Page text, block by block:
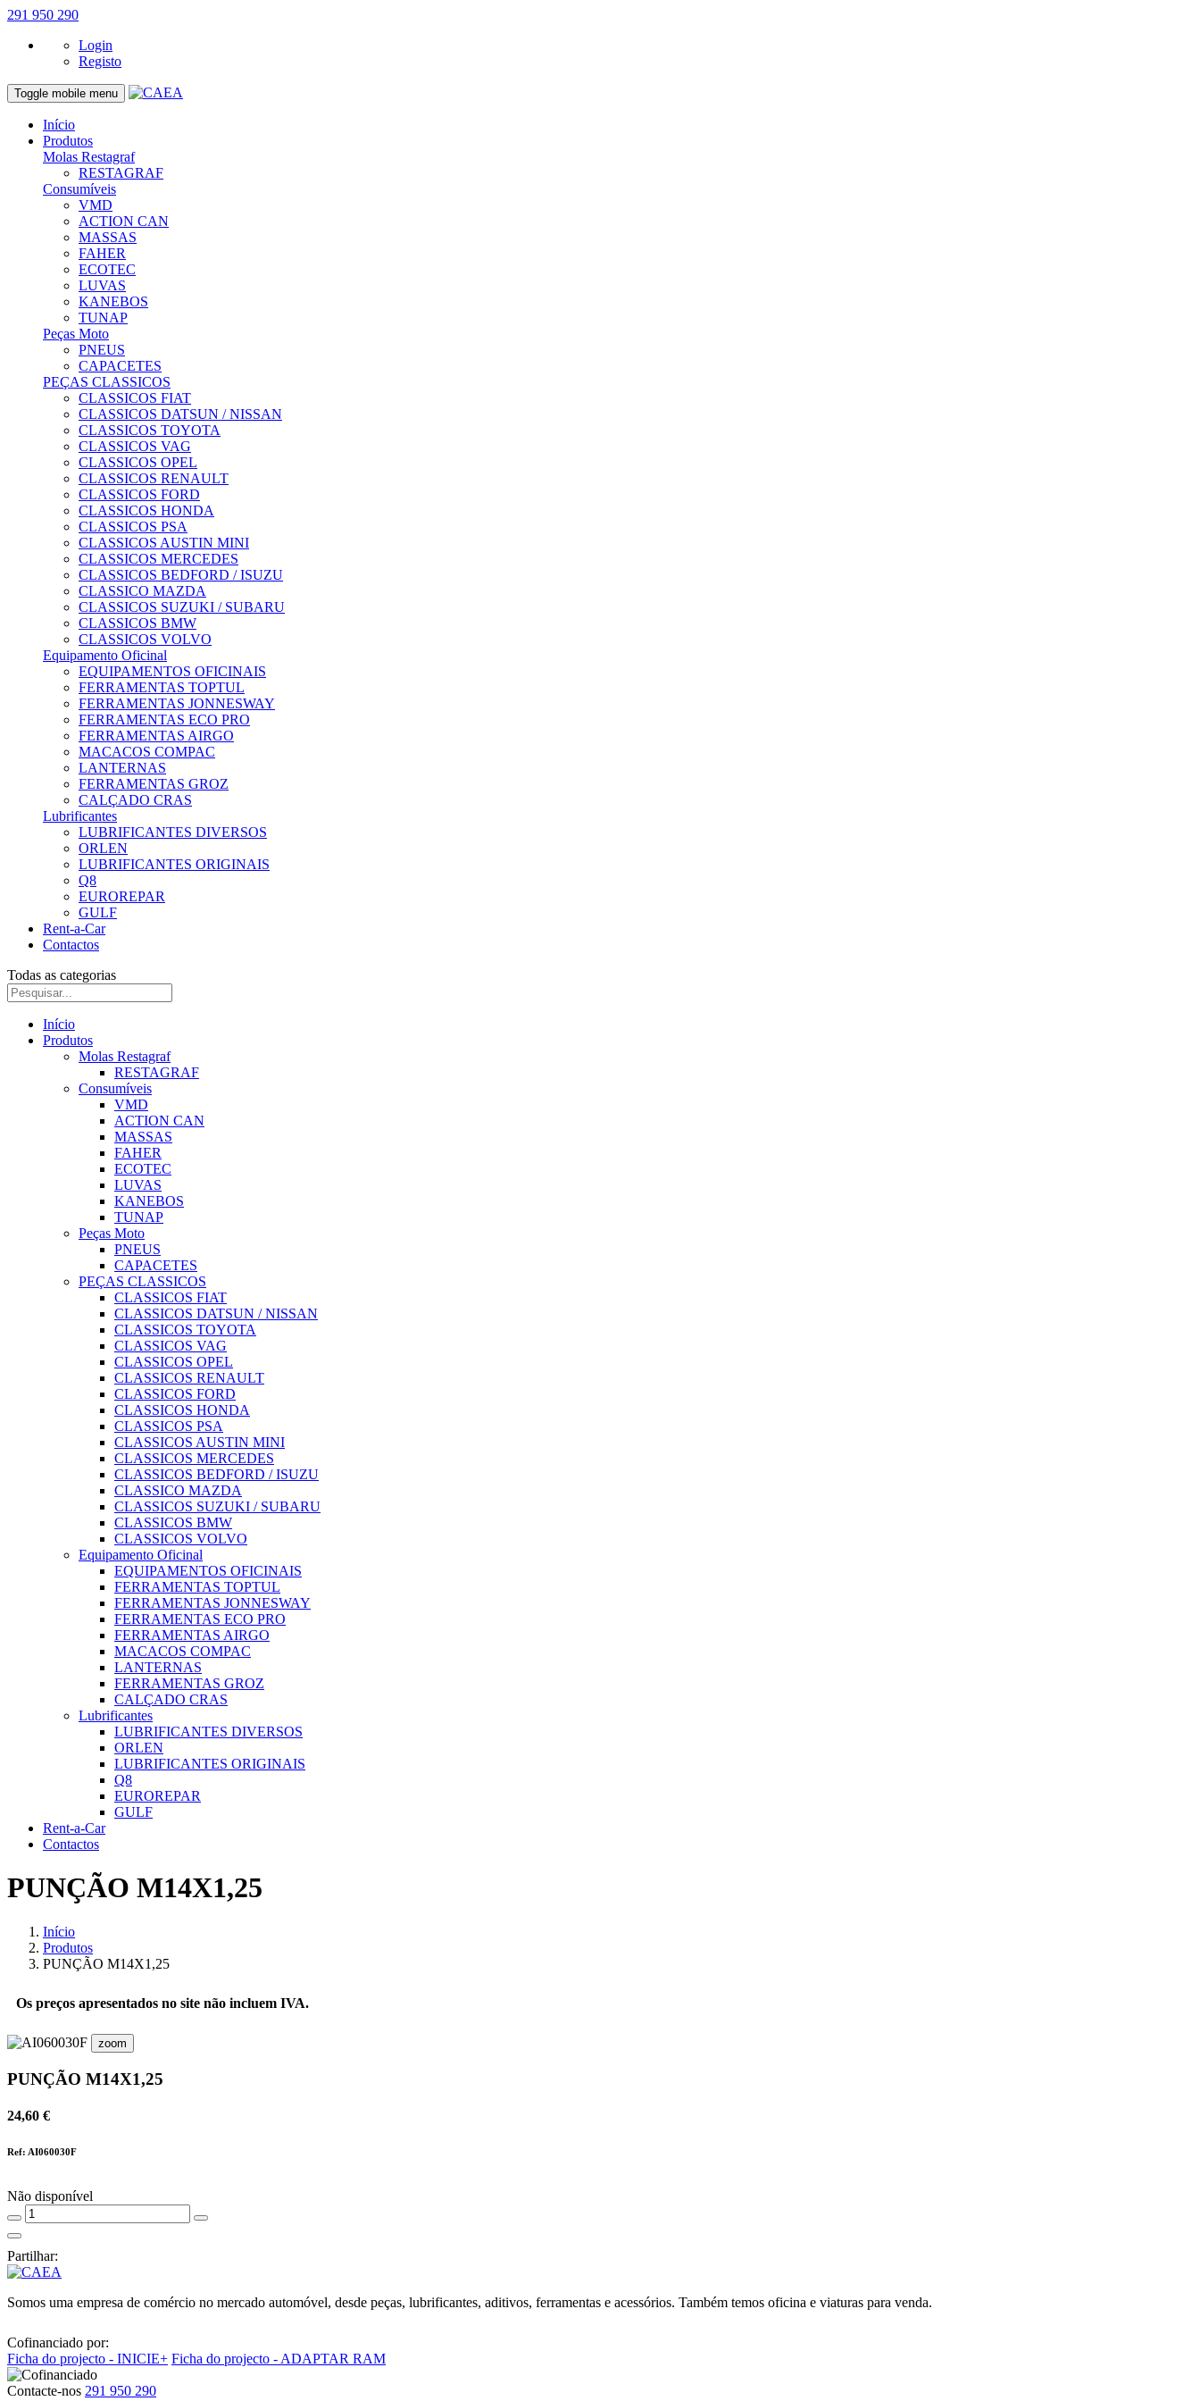
291 950 290
Login
Registo
Toggle mobile menu
Início
Produtos
Molas Restagraf
RESTAGRAF
Consumíveis
VMD
ACTION CAN
MASSAS
FAHER
ECOTEC
LUVAS
KANEBOS
TUNAP
Peças Moto
PNEUS
CAPACETES
PEÇAS CLASSICOS
CLASSICOS FIAT
CLASSICOS DATSUN / NISSAN
CLASSICOS TOYOTA
CLASSICOS VAG
CLASSICOS OPEL
CLASSICOS RENAULT
CLASSICOS FORD
CLASSICOS HONDA
CLASSICOS PSA
CLASSICOS AUSTIN MINI
CLASSICOS MERCEDES
CLASSICOS BEDFORD / ISUZU
CLASSICO MAZDA
CLASSICOS SUZUKI / SUBARU
CLASSICOS BMW
CLASSICOS VOLVO
Equipamento Oficinal
EQUIPAMENTOS OFICINAIS
FERRAMENTAS TOPTUL
FERRAMENTAS JONNESWAY
FERRAMENTAS ECO PRO
FERRAMENTAS AIRGO
MACACOS COMPAC
LANTERNAS
FERRAMENTAS GROZ
CALÇADO CRAS
Lubrificantes
LUBRIFICANTES DIVERSOS
ORLEN
LUBRIFICANTES ORIGINAIS
Q8
EUROREPAR
GULF
Rent-a-Car
Contactos
Todas as categorias
Início
Produtos
Molas Restagraf
RESTAGRAF
Consumíveis
VMD
ACTION CAN
MASSAS
FAHER
ECOTEC
LUVAS
KANEBOS
TUNAP
Peças Moto
PNEUS
CAPACETES
PEÇAS CLASSICOS
CLASSICOS FIAT
CLASSICOS DATSUN / NISSAN
CLASSICOS TOYOTA
CLASSICOS VAG
CLASSICOS OPEL
CLASSICOS RENAULT
CLASSICOS FORD
CLASSICOS HONDA
CLASSICOS PSA
CLASSICOS AUSTIN MINI
CLASSICOS MERCEDES
CLASSICOS BEDFORD / ISUZU
CLASSICO MAZDA
CLASSICOS SUZUKI / SUBARU
CLASSICOS BMW
CLASSICOS VOLVO
Equipamento Oficinal
EQUIPAMENTOS OFICINAIS
FERRAMENTAS TOPTUL
FERRAMENTAS JONNESWAY
FERRAMENTAS ECO PRO
FERRAMENTAS AIRGO
MACACOS COMPAC
LANTERNAS
FERRAMENTAS GROZ
CALÇADO CRAS
Lubrificantes
LUBRIFICANTES DIVERSOS
ORLEN
LUBRIFICANTES ORIGINAIS
Q8
EUROREPAR
GULF
Rent-a-Car
Contactos
PUNÇÃO M14X1,25
Início
Produtos
PUNÇÃO M14X1,25
Os preços apresentados no site não incluem IVA.
zoom
PUNÇÃO M14X1,25
24,60 €
Ref: AI060030F
Não disponível
Partilhar:
Somos uma empresa de comércio no mercado automóvel, desde peças, lubrificantes, aditivos, ferramentas e acessórios. Também temos oficina e viaturas para venda.
Cofinanciado por:
Ficha do projecto - INICIE+ Ficha do projecto - ADAPTAR RAM
Contacte-nos 291 950 290